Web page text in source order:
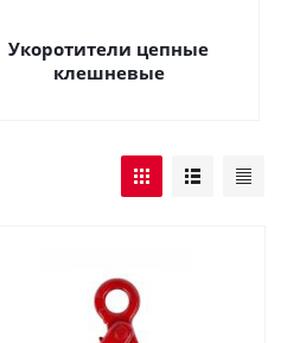
Укоротители цепные
клешневые